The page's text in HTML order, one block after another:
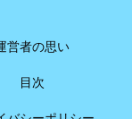
営者の思い
目次